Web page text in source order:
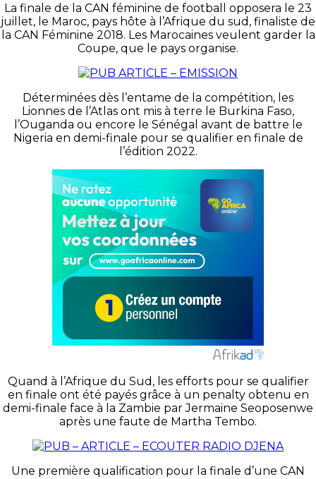
La finale de la CAN féminine de football opposera le 23
juillet, le Maroc, pays hôte à l’Afrique du sud, finaliste de
la CAN Féminine 2018. Les Marocaines veulent garder la
Coupe, que le pays organise.
Déterminées dès l’entame de la compétition, les
Lionnes de l’Atlas ont mis à terre le Burkina Faso,
l’Ouganda ou encore le Sénégal avant de battre le
Nigeria en demi-finale pour se qualifier en finale de
l’édition 2022.
Quand à l’Afrique du Sud, les efforts pour se qualifier
en finale ont été payés grâce à un penalty obtenu en
demi-finale face à la Zambie par Jermaine Seoposenwe
après une faute de Martha Tembo.
Une première qualification pour la finale d’une CAN